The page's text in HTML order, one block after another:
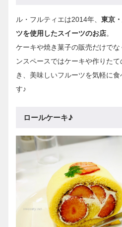
ル・フルティエは2014年、 東京
ツを使用したスイーツのお店。
ケーキや焼き菓子の販売だけで
ンスペースではケーキや作りた
き、美味しいフルーツを気軽に
す♪
ロールケーキ♪